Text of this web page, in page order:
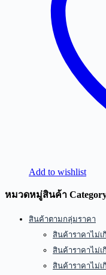
Add to wishlist
หมวดหมู่สินค้า
สินค้าตามกลุ่มราคา
สินค้าราคาไม่เ
สินค้าราคาไม่เ
สินค้าราคาไม่เ